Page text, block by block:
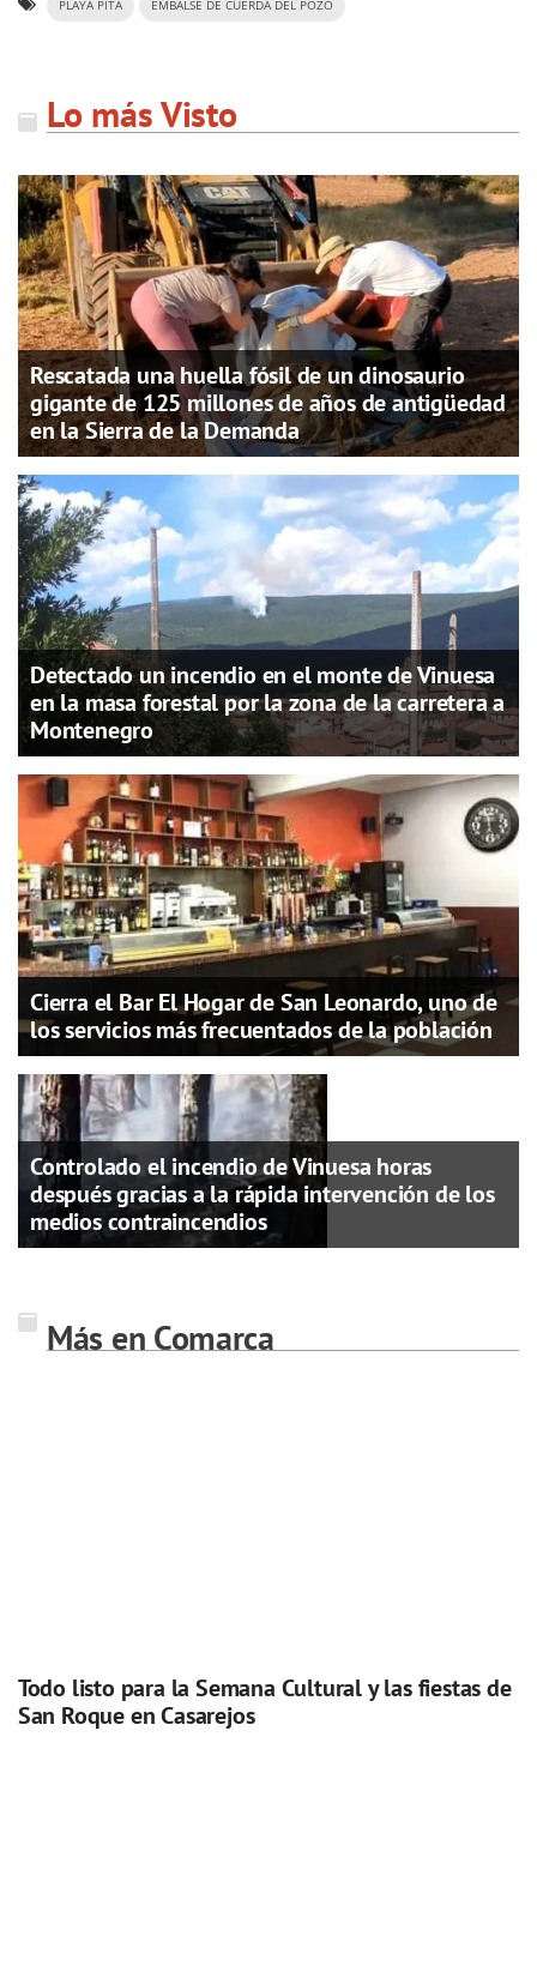
PLAYA PITA EMBALSE DE CUERDA DEL POZO
Lo más Visto
Rescatada una huella fósil de un dinosaurio
gigante de 125 millones de años de antigüedad
en la Sierra de la Demanda
Detectado un incendio en el monte de Vinuesa
en la masa forestal por la zona de la carretera a
Montenegro
Cierra el Bar El Hogar de San Leonardo, uno de
los servicios más frecuentados de la población
Controlado el incendio de Vinuesa horas
después gracias a la rápida intervención de los
medios contraincendios
Más en Comarca
Todo listo para la Semana Cultural y las fiestas de
San Roque en Casarejos